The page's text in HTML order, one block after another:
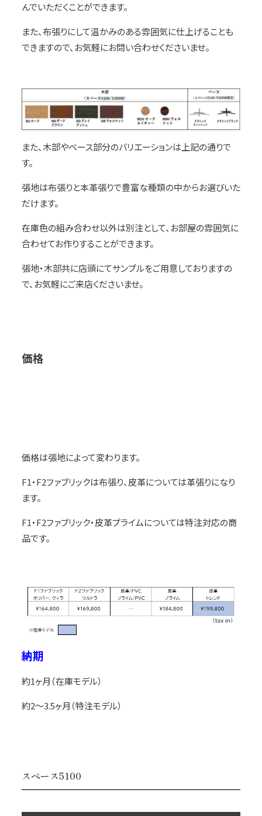
んでいただくことができます。
また、布張りにして温かみのある雰囲気に仕上げることも
できますので、お気軽にお問い合わせくださいませ。
また、木部やベース部分のバリエーションは上記の通りで
す。
張地は布張りと本革張りで豊富な種類の中からお選びいた
だけます。
在庫色の組み合わせ以外は別注として、お部屋の雰囲気に
合わせてお作りすることができます。
張地・木部共に店頭にてサンプルをご用意しておりますの
で、お気軽にご来店くださいませ。
価格
価格は張地によって変わります。
F1・F2ファブリックは布張り、皮革については革張りになり
ます。
F1・F2ファブリック・皮革プライムについては特注対応の商
品です。
納期
約1ヶ月（在庫モデル）
約2～3.5ヶ月（特注モデル）
スペース5100